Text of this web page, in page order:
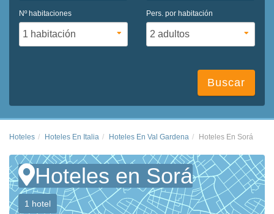
Nº habitaciones Pers. por habitación
Buscar
Hoteles Hoteles En Italia Hoteles En Val Gardena Hoteles En Sorá
Hoteles en Sorá
1 hotel